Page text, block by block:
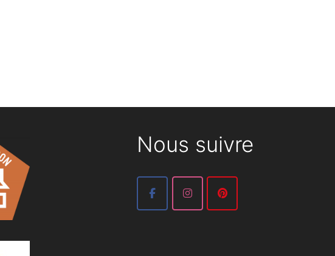
Nous suivre